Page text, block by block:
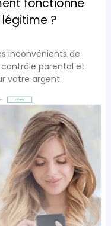
légitime ?
inconvénients de
parental et
votre argent.